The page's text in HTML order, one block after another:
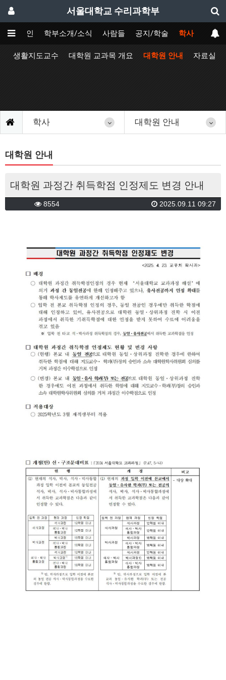
서울대학교 수리과학부
메인 학부소개/소식 사람들 공지/학술 학사
생활지도교수 대학원 교과목 개요 대학원 안내 자료실
학사 대학원 안내
대학원 안내
대학원 과정간 취득학점 인정제도 변경 안내
8554 2025.09.11 09:27